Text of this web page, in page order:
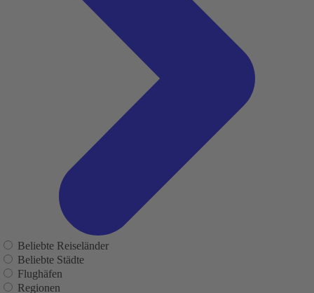
Beliebte Reiseländer
Beliebte Städte
Flughäfen
Regionen